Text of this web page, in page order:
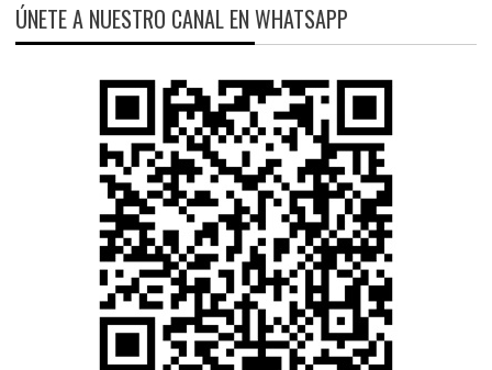
ÚNETE A NUESTRO CANAL EN WHATSAPP